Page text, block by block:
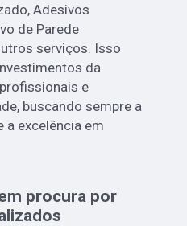
Adesivos
de Parede
serviços. Isso
da
e
buscando sempre a
excelência em
procura por